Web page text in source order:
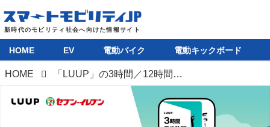
HOME EV 電動バイク 電動キックボード
HOME 「LUUP」の3時間／12時間乗り放題パス、セブンイレブンのスマホプリペイドで購入可能に